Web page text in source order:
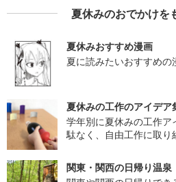
夏休みのおでかけを
夏休みおすすめ漫画
夏に読みたいおすすめの
夏休みの工作のアイデア
学年別に夏休みの工作
駄なく、自由工作に取り
関東・関西の日帰り温泉